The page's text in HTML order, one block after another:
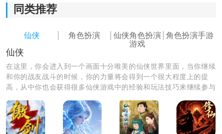
剑魂online手游新手攻略：
1、打开游戏后，即可开启属于自己的仙侠冒险之旅。
同类推荐
仙侠 角色扮演
仙侠角色扮演
游戏
角色扮演手游
仙侠
在这里，你会进入到一个画面十分唯美的仙侠世界里面，当你继续
和你的战友战斗的时候，你的力量将会得到一个很大程度上的提
高，从中你也会获得很多仙侠游戏中的经验和玩法技巧来继续参与
哦。